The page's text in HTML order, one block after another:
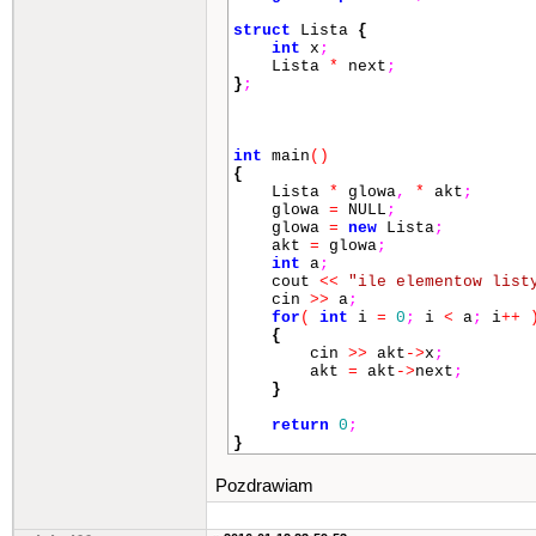
struct Lista {
int x ;
Lista * next ;
} ;
int main ()
{
Lista * glowa, * akt ;
glowa = NULL ;
glowa = new Lista;
akt = glowa;
int a;
cout << "ile elementow
cin >> a;
for ( int i = 0 ; i < a; i++
)
{
cin >> akt ->x ;
akt = akt ->next ;
}
return 0 ;
}
Pozdrawiam